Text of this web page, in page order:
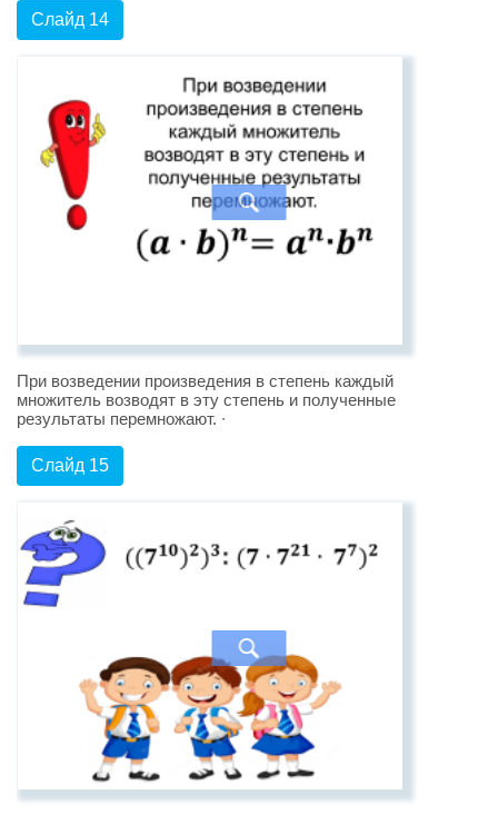
Слайд 14
При возведении произведения в степень каждый
множитель возводят в эту степень и полученные
результаты перемножают. ∙
Слайд 15